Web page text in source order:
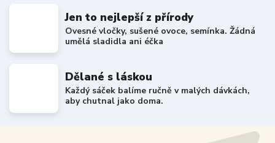
Jen to nejlepší z přírody
Ovesné vločky, sušené ovoce, semínka. Žádná
umělá sladidla ani éčka
Dělané s láskou
Každý sáček balíme ručně v malých dávkách,
aby chutnal jako doma.